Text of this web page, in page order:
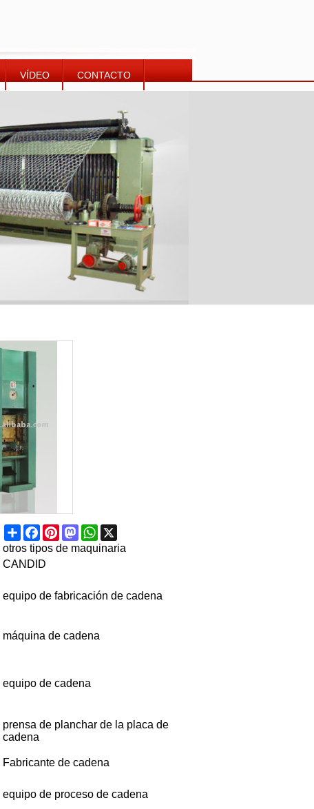
VÍDEO CONTACTO
ShareFacebook
PinterestMastodonWhatsApp
otros tipos de maquinaria
CANDID
equipo de fabricación de cadena
máquina de cadena
equipo de cadena
prensa de planchar de la placa de
cadena
Fabricante de cadena
equipo de proceso de cadena